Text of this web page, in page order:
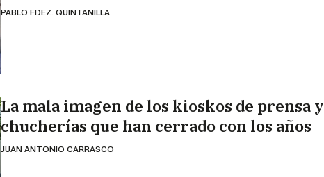
PABLO FDEZ. QUINTANILLA
La mala imagen de los kioskos de prensa y
chucherías que han cerrado con los años
JUAN ANTONIO CARRASCO